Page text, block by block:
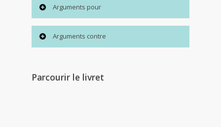
Arguments pour
Arguments contre
Parcourir le livret